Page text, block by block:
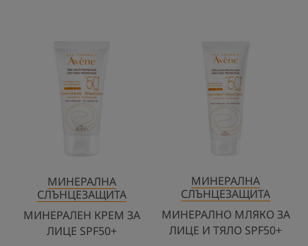
КРЕМ
ЗА
ЛИЦЕ
SPF50+
МИНЕРАЛНА
СЛЪНЦЕЗАЩИТА
МИНЕРАЛЕН КРЕМ ЗА
ЛИЦЕ SPF50+
МЛЯКО
ЗА
ЛИЦЕ
И
SPF50+
МИНЕРАЛНА
СЛЪНЦЕЗАЩИТА
МИНЕРАЛНО МЛЯКО ЗА
ЛИЦЕ И ТЯЛО SPF50+